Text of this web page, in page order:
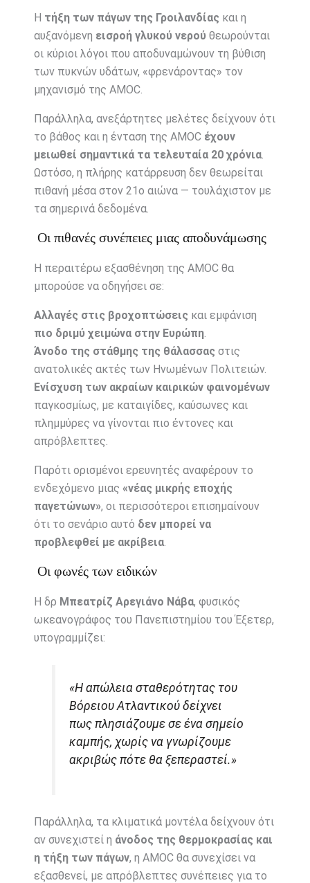
Η τήξη των πάγων της Γροιλανδίας και η
αυξανόμενη εισροή γλυκού νερούθεωρούνται
οι κύριοι λόγοι που αποδυναμώνουν τη βύθιση
των πυκνών υδάτων, «φρενάροντας» τον
μηχανισμό της AMOC.
Παράλληλα, ανεξάρτητες μελέτες δείχνουν ότι
το βάθος και η ένταση της AMOC έχουν
μειωθεί σημαντικά τα τελευταία 20 χρόνια.
Ωστόσο, η πλήρης κατάρρευση δεν θεωρείται
πιθανή μέσα στον 21ο αιώνα — τουλάχιστον με
τα σημερινά δεδομένα.
Οι πιθανές συνέπειες μιας αποδυνάμωσης
Η περαιτέρω εξασθένηση της AMOC θα
μπορούσε να οδηγήσει σε:
Αλλαγές στις βροχοπτώσεις και εμφάνιση
πιο δριμύ χειμώνα στην Ευρώπη.
Άνοδο της στάθμης της θάλασσας στις
ανατολικές ακτές των Ηνωμένων Πολιτειών.
Ενίσχυση των ακραίων καιρικών φαινομένων
παγκοσμίως, με καταιγίδες, καύσωνες και
πλημμύρες να γίνονται πιο έντονες και
απρόβλεπτες.
Παρότι ορισμένοι ερευνητές αναφέρουν το
ενδεχόμενο μιας «νέας μικρής εποχής
παγετώνων», οι περισσότεροι επισημαίνουν
ότι το σενάριο αυτό δεν μπορεί να
προβλεφθεί με ακρίβεια.
Οι φωνές των ειδικών
Η δρ Μπεατρίζ Αρεγιάνο Νάβα, φυσικός
ωκεανογράφος του Πανεπιστημίου του Έξετερ,
υπογραμμίζει:
«Η απώλεια σταθερότητας του
Βόρειου Ατλαντικού δείχνει
πως πλησιάζουμε σε ένα σημείο
καμπής, χωρίς να γνωρίζουμε
ακριβώς πότε θα ξεπεραστεί.»
Παράλληλα, τα κλιματικά μοντέλα δείχνουν ότι
αν συνεχιστεί η άνοδος της θερμοκρασίας και
η τήξη των πάγων, η AMOC θα συνεχίσει να
εξασθενεί, με απρόβλεπτες συνέπειες για το